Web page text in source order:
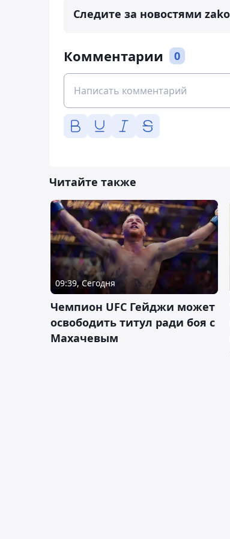
Следите за новостями
Комментарии 0
Читайте также
09:39, Сегодня
Чемпион UFC Гейджи может
освободить титул ради боя с
Махачевым